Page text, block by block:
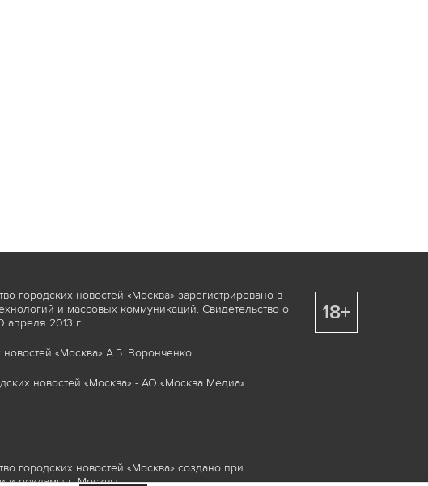
городских новостей «Москва» зарегистрировано в
и массовых коммуникаций. Свидетельство о
2013 г.
«Москва» А.Б. Воронченко.
новостей «Москва» - АО «Москва Медиа».
городских новостей «Москва» создано при
и рекламы г. Москвы.
18+